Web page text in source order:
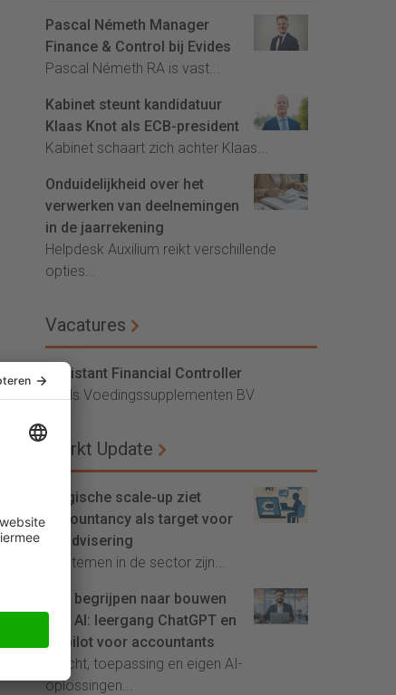
Pascal Németh Manager
Finance & Control bij Evides
Pascal Németh RA is vast...
Kabinet steunt kandidatuur
Klaas Knot als ECB-president
Kabinet schaart zich achter Klaas...
Onduidelijkheid over het
verwerken van deelnemingen
in de jaarrekening
Helpdesk Auxilium reikt verschillende
opties...
Vacatures
Assistant Financial Controller
Vitals Voedingssupplementen BV
Markt Update
Belgische scale-up ziet
accountancy als target voor
AI-advisering
'Systemen in de sector zijn...
Van begrijpen naar bouwen
met AI: leergang ChatGPT en
Copilot voor accountants
Inzicht, toepassing en eigen AI-
oplossingen...